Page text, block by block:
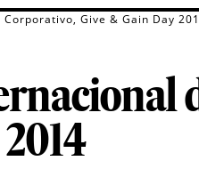
Give & Gain Day